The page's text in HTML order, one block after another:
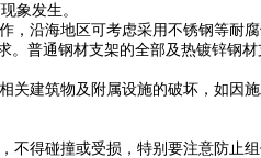
象发生。
，沿海地区可考虑采用不锈钢等耐
普通钢材支架的全部及热镀锌钢
建筑物及附属设施的破坏，如因
得碰撞或受损，特别要注意防止